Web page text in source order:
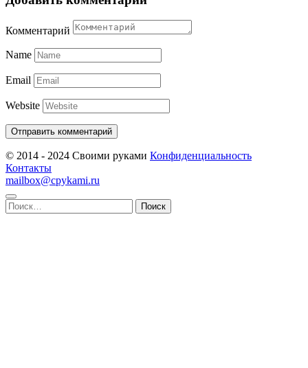
Комментарий
Name
Email
Website
© 2014 - 2024 Своими руками Конфиденциальность
Контакты
mailbox@cpykami.ru
Найти: